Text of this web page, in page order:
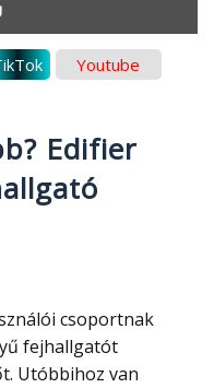
Youtube
Edifier
csoportnak
fejhallgatót
Utóbbihoz van